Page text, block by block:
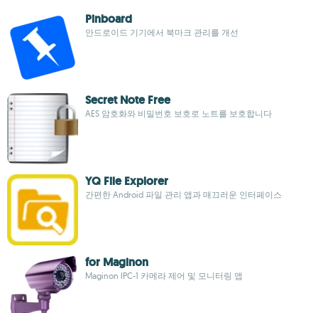
Pinboard
안드로이드 기기에서 북마크 관리를 개선
Secret Note Free
AES 암호화와 비밀번호 보호로 노트를 보호합니다
YQ File Explorer
간편한 Android 파일 관리 앱과 매끄러운 인터페이스
for Maginon
Maginon IPC-1 카메라 제어 및 모니터링 앱